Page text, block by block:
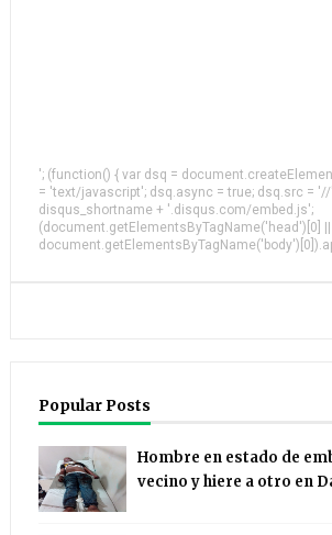
'; (function() { var dsq =
= 'text/javascript'; dsq.async = true; dsq.src = '//
disqus_shortname + '.disqus.com/embed.js';
(document.getElementsByTagName('head')[0] ||
Popular Posts
Hombre en estado de
vecino y hiere a otro en